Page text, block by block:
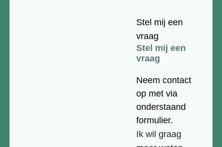
Stel mij een
vraag
Stel mij een
vraag
Neem contact
op met via
onderstaand
formulier.
Ik wil graag